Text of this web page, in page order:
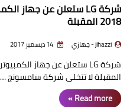
2018 المقبلة
jihazzi - جهازي
المقبلة لا تتخلى شركة سامسونج …
Read more »